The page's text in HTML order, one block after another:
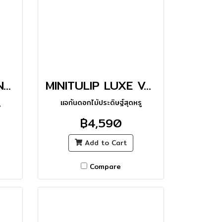
TULIPxPOPPY TINY MASTERPIECE VASE_M MINITULIP LUXE VASE
แจกันดอกไม้ประดิษฐ์สุดหรู
฿4,590
Add to Cart
Compare